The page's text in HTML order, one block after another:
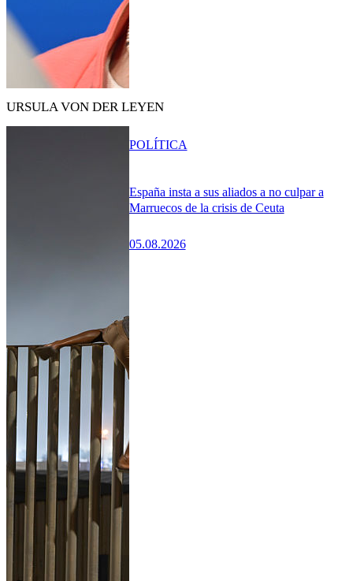
URSULA VON DER LEYEN
España insta a sus aliados a no culpar a
Marruecos de la crisis de Ceuta
05.08.2026
POLÍTICA